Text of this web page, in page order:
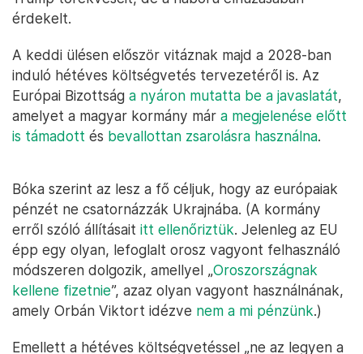
érdekelt.
A keddi ülésen először vitáznak majd a 2028-ban
induló hétéves költségvetés tervezetéről is. Az
Európai Bizottság a nyáron mutatta be a javaslatát,
amelyet a magyar kormány már a megjelenése előtt
is támadott és bevallottan zsarolásra használna.
Bóka szerint az lesz a fő céljuk, hogy az európaiak
pénzét ne csatornázzák Ukrajnába. (A kormány
erről szóló állításait itt ellenőriztük. Jelenleg az EU
épp egy olyan, lefoglalt orosz vagyont felhasználó
módszeren dolgozik, amellyel „Oroszországnak
kellene fizetnie”, azaz olyan vagyont használnának,
amely Orbán Viktort idézve nem a mi pénzünk.)
Emellett a hétéves költségvetéssel „ne az legyen a